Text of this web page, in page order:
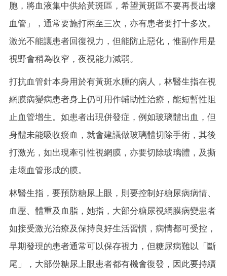
胞，將血液集中供給黃斑區，希望黃斑區不要再長出壞
血管」，通常要施打兩至三次，亦有患者要打十多次。
激光不能讓患者回復視力，但能防止惡化，惟副作用是
視野會稍為收窄，夜視能力減弱。
打抗血管針本身用於有黃斑水腫的病人，林醫生指在視
網膜病變病患者身上仍可用作輔助性治療，能短暫性阻
止血管增生。如患者出現併發症，例如玻璃體出血，但
身體未能吸收瘀血，就會建議做玻璃體切除手術，其後
打激光，如出現牽引性視網膜，亦要切除玻璃體，及撕
走壞血管形成的膜。
林醫生指，要預防糖尿上眼，則要控制好糖尿病病情、
血壓、體重及血脂，她指，大部分糖尿視網膜病變患者
如接受激光治療及保持良好生活習慣，病情都可受控，
早期發現的患者通常可以保存視力，但糖尿病難以「斷
尾」，大部份糖尿上眼患者都有機會復發，因此要持續